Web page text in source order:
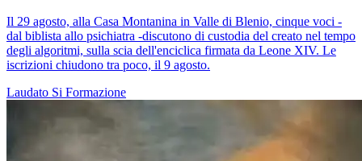
Il 29 agosto, alla Casa Montanina in Valle di Blenio, cinque voci -
dal biblista allo psichiatra -discutono di custodia del creato nel tempo
degli algoritmi, sulla scia dell'enciclica firmata da Leone XIV. Le
iscrizioni chiudono tra poco, il 9 agosto.
Laudato Si Formazione